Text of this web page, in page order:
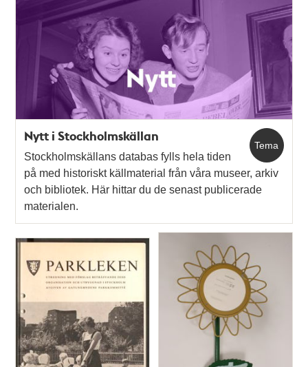
Tema
Nytt i Stockholmskällan
Stockholmskällans databas fylls hela tiden
på med historiskt källmaterial från våra museer, arkiv
och bibliotek. Här hittar du de senast publicerade
materialen.